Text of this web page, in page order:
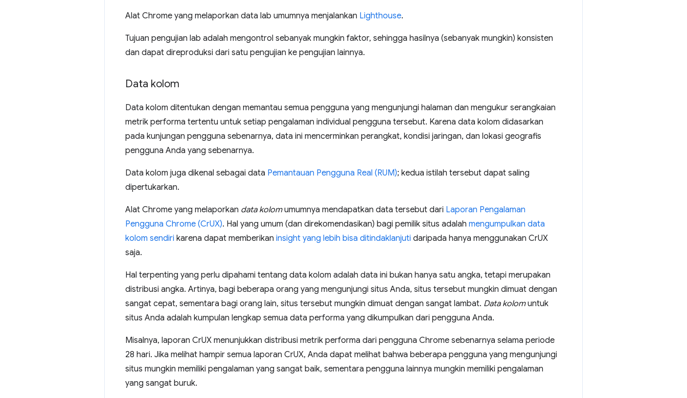
Alat Chrome yang melaporkan data lab umumnya menjalankan Lighthouse.
Tujuan pengujian lab adalah mengontrol sebanyak mungkin faktor, sehingga hasilnya (sebanyak mungkin) konsisten
dan dapat direproduksi dari satu pengujian ke pengujian lainnya.
Data kolom
Data kolom ditentukan dengan memantau semua pengguna yang mengunjungi halaman dan mengukur serangkaian
metrik performa tertentu untuk setiap pengalaman individual pengguna tersebut. Karena data kolom didasarkan
pada kunjungan pengguna sebenarnya, data ini mencerminkan perangkat, kondisi jaringan, dan lokasi geografis
pengguna Anda yang sebenarnya.
Data kolom juga dikenal sebagai data Pemantauan Pengguna Real (RUM); kedua istilah tersebut dapat saling
dipertukarkan.
Alat Chrome yang melaporkan data kolomumumnya mendapatkan data tersebut dari Laporan Pengalaman
Pengguna Chrome (CrUX). Hal yang umum (dan direkomendasikan) bagi pemilik situs adalah mengumpulkan data
kolom sendiri karena dapat memberikan insight yang lebih bisa ditindaklanjuti daripada hanya menggunakan CrUX
saja.
Hal terpenting yang perlu dipahami tentang data kolom adalah data ini bukan hanya satu angka, tetapi merupakan
distribusi angka. Artinya, bagi beberapa orang yang mengunjungi situs Anda, situs tersebut mungkin dimuat dengan
sangat cepat, sementara bagi orang lain, situs tersebut mungkin dimuat dengan sangat lambat. Data kolomuntuk
situs Anda adalah kumpulan lengkap semua data performa yang dikumpulkan dari pengguna Anda.
Misalnya, laporan CrUX menunjukkan distribusi metrik performa dari pengguna Chrome sebenarnya selama periode
28 hari. Jika melihat hampir semua laporan CrUX, Anda dapat melihat bahwa beberapa pengguna yang mengunjungi
situs mungkin memiliki pengalaman yang sangat baik, sementara pengguna lainnya mungkin memiliki pengalaman
yang sangat buruk.